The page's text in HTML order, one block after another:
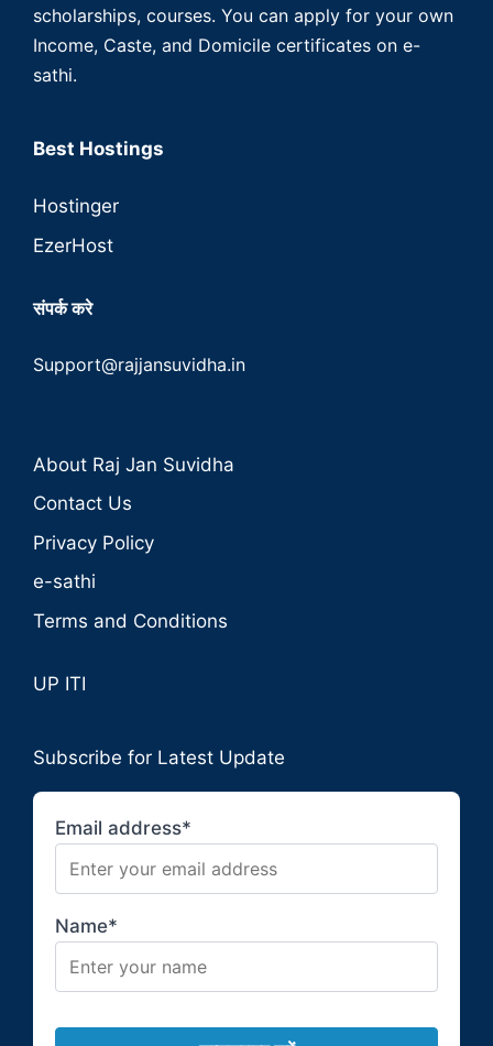
scholarships, courses. You can apply for your own
Income, Caste, and Domicile certificates on e-
sathi.
Best Hostings
Hostinger
EzerHost
संपर्क करे
Support@rajjansuvidha.in
About Raj Jan Suvidha
Contact Us
Privacy Policy
e-sathi
Terms and Conditions
UP ITI
Subscribe for Latest Update
Email address*
Name*